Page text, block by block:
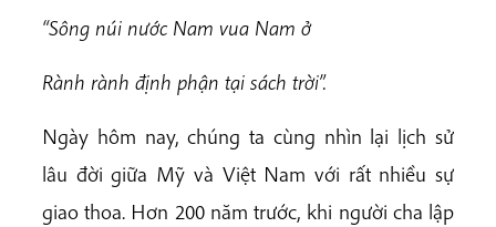
“Sông núi nước Nam vua Nam ở
Rành rành định phận tại sách trời”.
Ngày hôm nay, chúng ta cùng nhìn lại lịch sử
lâu đời giữa Mỹ và Việt Nam với rất nhiều sự
giao thoa. Hơn 200 năm trước, khi người cha lập